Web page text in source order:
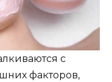
с
факторов,